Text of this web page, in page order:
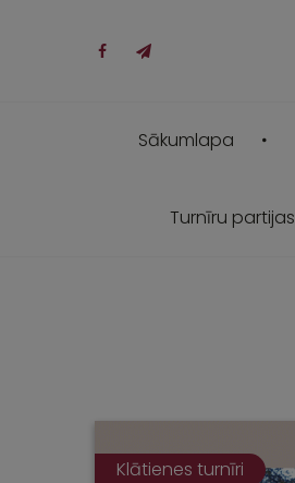
Sākumlapa
Turnīru partijas
Klātienes turnīri